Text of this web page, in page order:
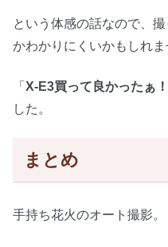
という体感の話なので、
かわかりにくいかもしれま
「 X-E3買って良かったぁ！
した。
まとめ
手持ち花火のオート撮影。